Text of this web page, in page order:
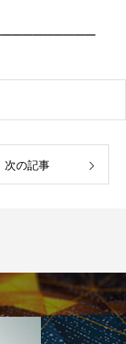
次の記事